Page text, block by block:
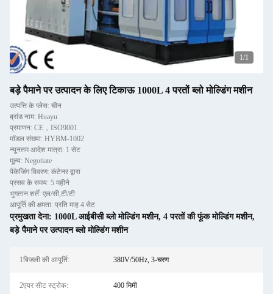
1/1
बड़े पैमाने पर उत्पादन के लिए टिकाऊ 1000L 4 परतों ब्लो मोल्डिंग मशीन
उत्पत्ति के प्लेस: चीन
ब्रांड नाम: Huayu
प्रमाणन: CE，ISO9001
मॉडल संख्या: HYBM-1002
न्यूनतम आदेश मात्रा: 1 सेट
मूल्य: Negotiate
पैकेजिंग विवरण: कंटेनर द्वारा
प्रसव के समय: 5 महीने
भुगतान शर्तें: एल/सी,टी/टी
आपूर्ति की क्षमता: प्रति माह 4 सेट
प्रमुखता देना: 1000L आईबीसी ब्लो मोल्डिंग मशीन, 4 परतों की फूंक मोल्डिंग मशीन,
बड़े पैमाने पर उत्पादन ब्लो मोल्डिंग मशीन
1बिजली की आपूर्ति: 380V/50Hz, 3-चरण
2एयर सीट स्ट्रोक: 400 मिमी